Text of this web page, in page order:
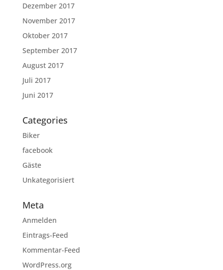
Dezember 2017
November 2017
Oktober 2017
September 2017
August 2017
Juli 2017
Juni 2017
Categories
Biker
facebook
Gäste
Unkategorisiert
Meta
Anmelden
Eintrags-Feed
Kommentar-Feed
WordPress.org